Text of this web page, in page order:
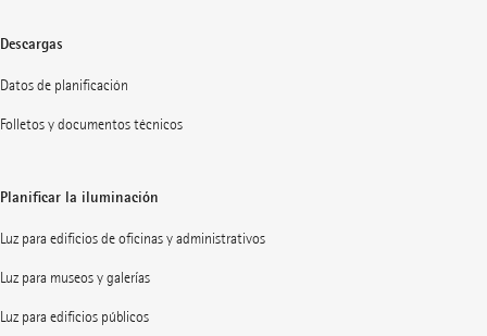
Descargas
Datos de planificación
Folletos y documentos técnicos
Planificar la iluminación
Luz para edificios de oficinas y administrativos
Luz para museos y galerías
Luz para edificios públicos